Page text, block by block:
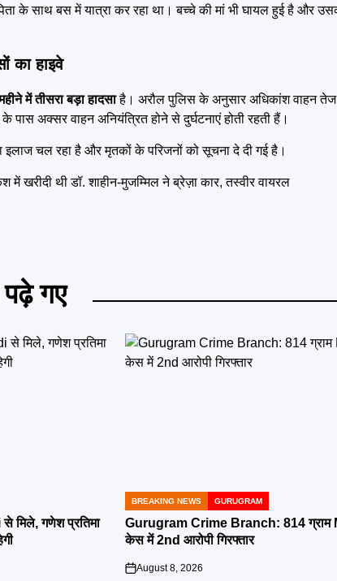
के साथ बस में यात्रा कर रहा था। बच्चे की मां भी घायल हुई है और
का हाइवे
में तीसरा बड़ा हादसाहै। अरौल पुलिस के अनुसार अधिकांश वाहन
अक्सर वाहन अनियंत्रित होने से दुर्घटनाएं होती रहती हैं।
इलाज चल रहा है और मृतकों के परिजनों को सूचना दे दी गई है।
खरीदी थी डॉ. शाहीन-मुजम्मिल ने ब्रेज़ा कार, तस्वीर वायरल
गए
मिले, गणेश प्रतिमा
POSTED
IN
BREAKING NEWS GURUGRAM
Gurugram Crime Branch: 814 ग्राम
केस में 2nd आरोपी गिरफ्तार
on
August 8, 2026